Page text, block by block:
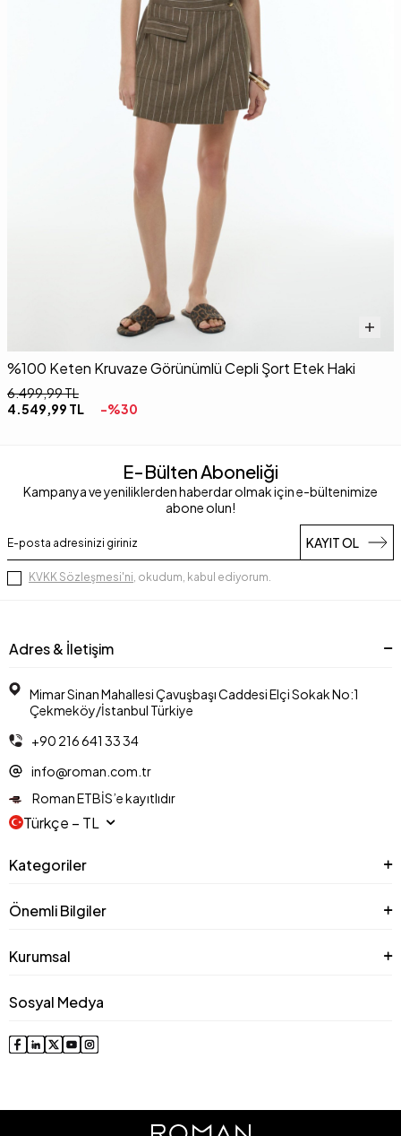
%100 Keten Kruvaze Görünümlü Cepli Şort Etek Haki
6.499,99TL
4.549,99 TL -%30
E-Bülten Aboneliği
Kampanya ve yeniliklerden haberdar olmak için e-bültenimize
abone olun!
KAYIT OL
KVKK Sözleşmesi'ni, okudum, kabul ediyorum.
Adres & İletişim
Mimar Sinan Mahallesi Çavuşbaşı Caddesi Elçi Sokak No:1
Çekmeköy/İstanbul Türkiye
+90 216 641 33 34
info@roman.com.tr
Roman ETBİS’e kayıtlıdır
Türkçe − TL
Kategoriler
Önemli Bilgiler
Kurumsal
Sosyal Medya